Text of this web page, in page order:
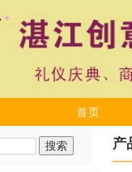
首页
产